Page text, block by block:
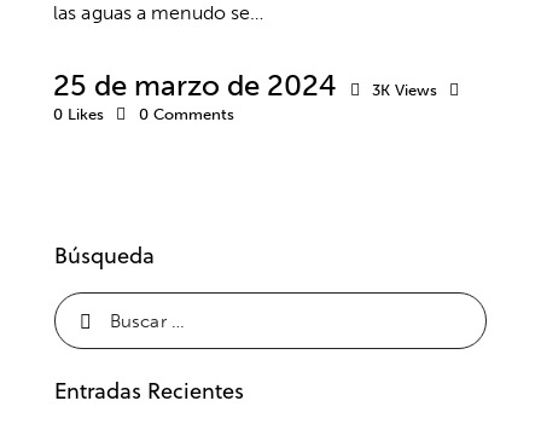
las aguas a menudo se…
25 de marzo de 2024 3K Views
0 Likes 0 Comments
Búsqueda
Entradas Recientes